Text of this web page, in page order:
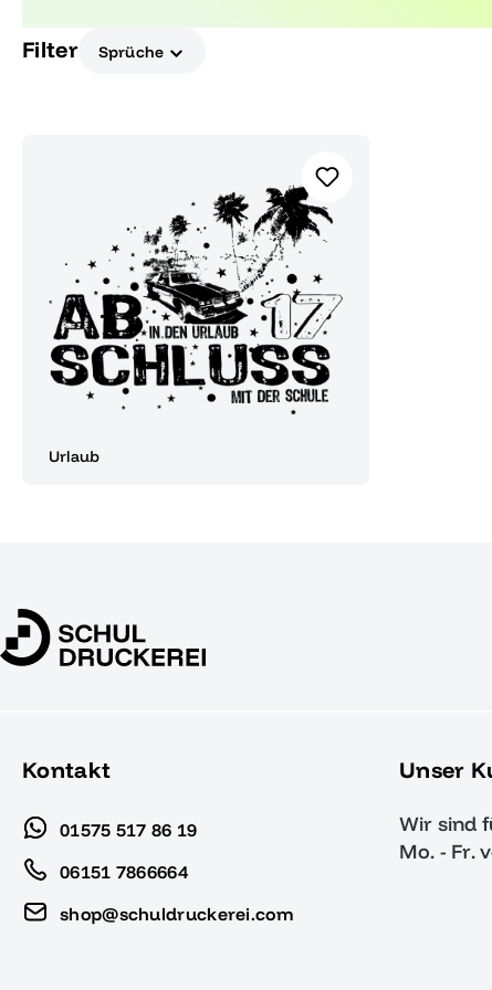
Filter Sprüche
Urlaub
Kontakt
01575 517 86 19
06151 7866664
shop@schuldruckerei.com
Unser
Wir sind
Mo. - Fr.